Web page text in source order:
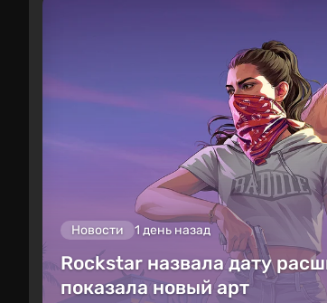
Новости 1 день назад
Rockstar назвала дату
показала новый арт